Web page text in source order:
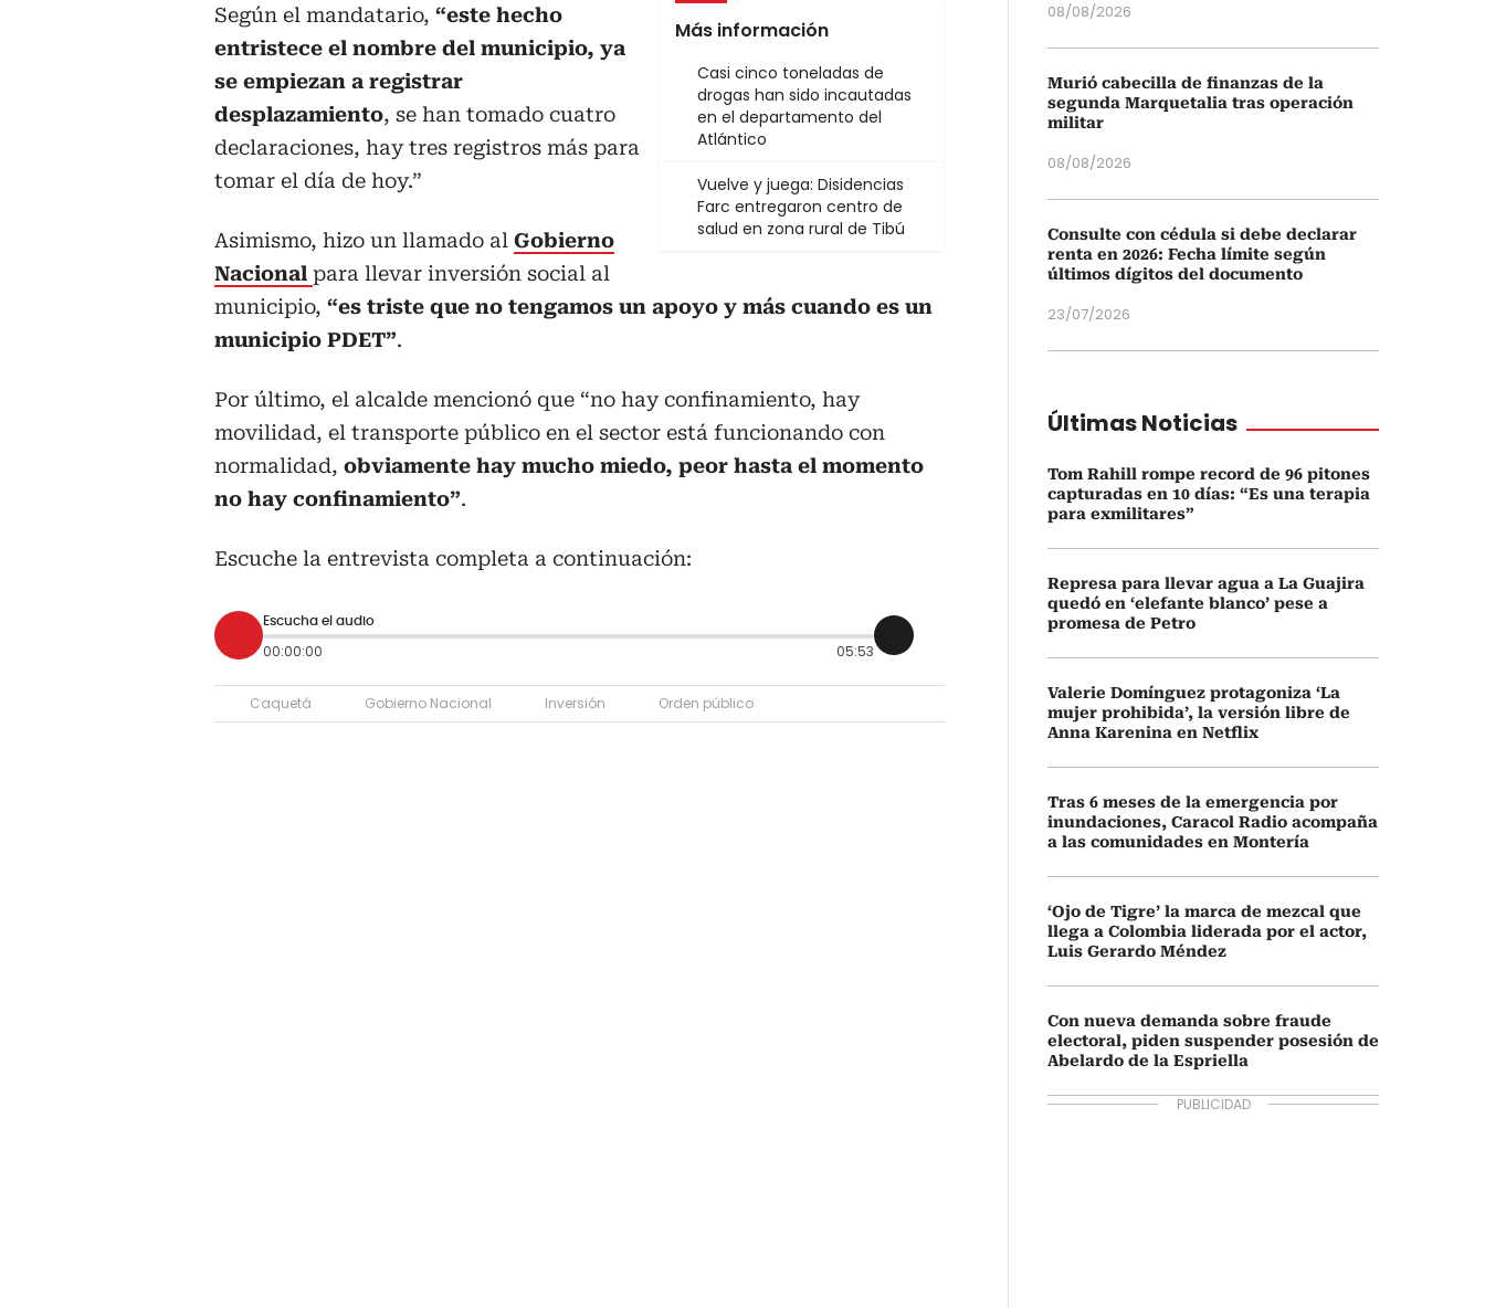
Más información
Casi cinco toneladas de
drogas han sido incautadas
en el departamento del
Atlántico
Vuelve y juega: Disidencias
Farc entregaron centro de
salud en zona rural de Tibú
Según el mandatario, “este hecho
entristece el nombre del municipio, ya
se empiezan a registrar
desplazamiento, se han tomado cuatro
declaraciones, hay tres registros más para
tomar el día de hoy.”
Asimismo, hizo un llamado al Gobierno
Nacional para llevar inversión social al
municipio, “es triste que no tengamos un apoyo y más cuando es un
municipio PDET”.
Por último, el alcalde mencionó que “no hay confinamiento, hay
movilidad, el transporte público en el sector está funcionando con
normalidad, obviamente hay mucho miedo, peor hasta el momento
no hay confinamiento”.
Escuche la entrevista completa a continuación:
Escucha el audio
00:00:00 05:53
Caquetá Gobierno Nacional Inversión Orden público
08/08/2026
Murió cabecilla de finanzas de la
segunda Marquetalia tras operación
militar
08/08/2026
Consulte con cédula si debe declarar
renta en 2026: Fecha límite según
últimos dígitos del documento
23/07/2026
Últimas Noticias
Tom Rahill rompe record de 96 pitones
capturadas en 10 días: “Es una terapia
para exmilitares”
Represa para llevar agua a La Guajira
quedó en ‘elefante blanco’ pese a
promesa de Petro
Valerie Domínguez protagoniza ‘La
mujer prohibida’, la versión libre de
Anna Karenina en Netflix
Tras 6 meses de la emergencia por
inundaciones, Caracol Radio acompaña
a las comunidades en Montería
‘Ojo de Tigre’ la marca de mezcal que
llega a Colombia liderada por el actor,
Luis Gerardo Méndez
Con nueva demanda sobre fraude
electoral, piden suspender posesión de
Abelardo de la Espriella